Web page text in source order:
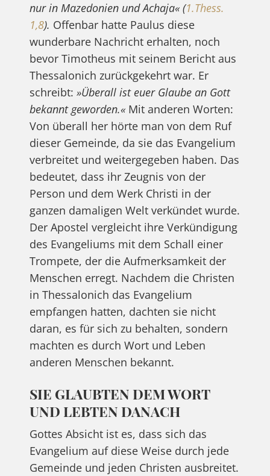
nur in Mazedonien und Achaja« (1.Thess.
1,8). Offenbar hatte Paulus diese
wunderbare Nachricht erhalten, noch
bevor Timotheus mit seinem Bericht aus
Thessalonich zurückgekehrt war. Er
schreibt: »Überall ist euer Glaube an Gott
bekannt geworden.«Mit anderen Worten:
Von überall her hörte man von dem Ruf
dieser Gemeinde, da sie das Evangelium
verbreitet und weitergegeben haben. Das
bedeutet, dass ihr Zeugnis von der
Person und dem Werk Christi in der
ganzen damaligen Welt verkündet wurde.
Der Apostel vergleicht ihre Verkündigung
des Evangeliums mit dem Schall einer
Trompete, der die Aufmerksamkeit der
Menschen erregt. Nachdem die Christen
in Thessalonich das Evangelium
empfangen hatten, dachten sie nicht
daran, es für sich zu behalten, sondern
machten es durch Wort und Leben
anderen Menschen bekannt.
SIE GLAUBTEN DEM WORT
UND LEBTEN DANACH
Gottes Absicht ist es, dass sich das
Evangelium auf diese Weise durch jede
Gemeinde und jeden Christen ausbreitet.